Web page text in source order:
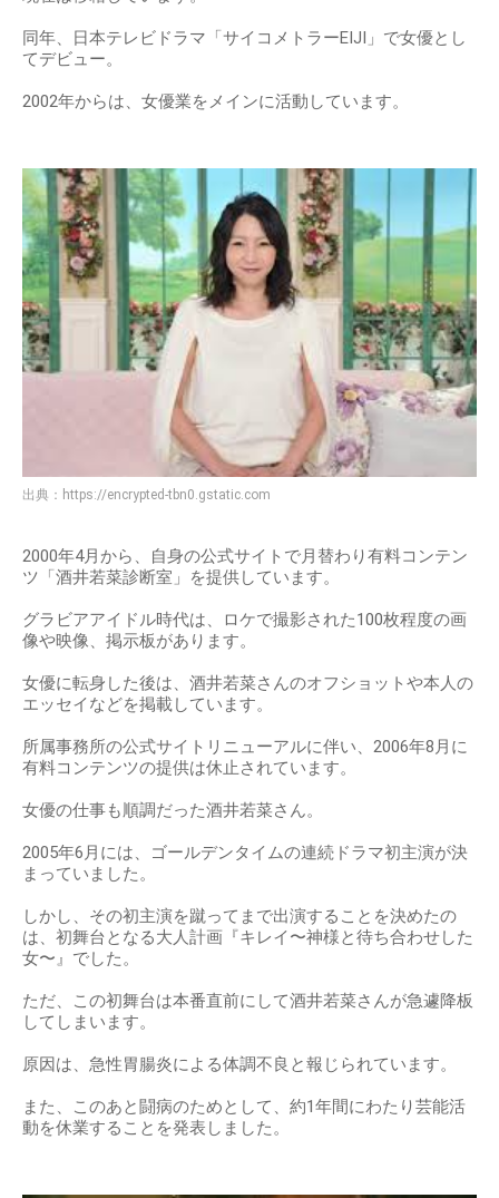
同年、日本テレビドラマ「サイコメトラーEIJI」で女優とし
てデビュー。
2002年からは、女優業をメインに活動しています。
出典： https://encrypted-tbn0.gstatic.com
2000年4月から、自身の公式サイトで月替わり有料コンテン
ツ「酒井若菜診断室」を提供しています。
グラビアアイドル時代は、ロケで撮影された100枚程度の画
像や映像、掲示板があります。
女優に転身した後は、酒井若菜さんのオフショットや本人の
エッセイなどを掲載しています。
所属事務所の公式サイトリニューアルに伴い、2006年8月に
有料コンテンツの提供は休止されています。
女優の仕事も順調だった酒井若菜さん。
2005年6月には、ゴールデンタイムの連続ドラマ初主演が決
まっていました。
しかし、その初主演を蹴ってまで出演することを決めたの
は、初舞台となる大人計画『キレイ〜神様と待ち合わせした
女〜』でした。
ただ、この初舞台は本番直前にして酒井若菜さんが急遽降板
してしまいます。
原因は、急性胃腸炎による体調不良と報じられています。
また、このあと闘病のためとして、約1年間にわたり芸能活
動を休業することを発表しました。